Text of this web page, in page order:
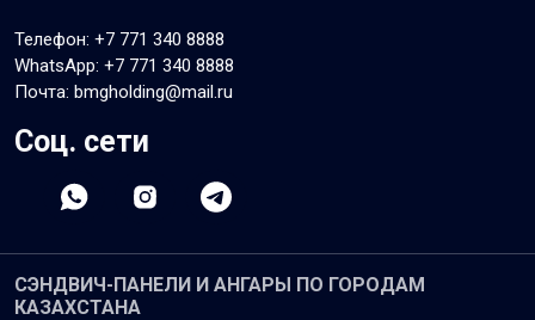
Телефон: +7 771 340 8888
WhatsApp: +7 771 340 8888
Почта: bmgholding@mail.ru
Соц. сети
СЭНДВИЧ-ПАНЕЛИ И АНГАРЫ ПО ГОРОДАМ
КАЗАХСТАНА